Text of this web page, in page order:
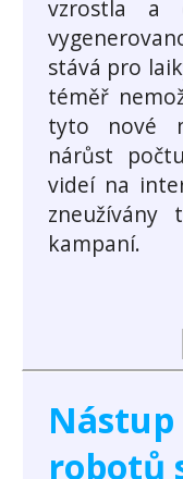
vzrostla a
stává pro
téměř
tyto nové
nárůst
videí na
kampaní.
robotů